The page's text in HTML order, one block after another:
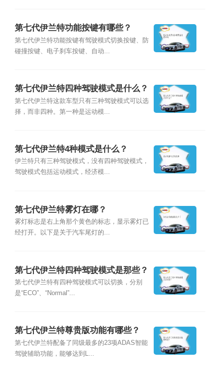
第七代伊兰特功能按键有哪些？
第七代伊兰特功能按键有驾驶模式切换按键、防
碰撞按键、电子刹车按键、自动...
第七代伊兰特四种驾驶模式是什么？
第七代伊兰特这款车型只有三种驾驶模式可以选
择，而非四种。第一种是运动模...
第七代伊兰特4种模式是什么？
伊兰特只有三种驾驶模式，没有四种驾驶模式，
驾驶模式包括运动模式，经济模...
第七代伊兰特雾灯在哪？
雾灯标志是右上角那个黄色的标志，显示雾灯已
经打开。以下是关于汽车尾灯的...
第七代伊兰特四种驾驶模式是那些？
第七代伊兰特有四种驾驶模式可以切换，分别
是“ECO”、“Normal”...
第七代伊兰特尊贵版功能有哪些？
第七代伊兰特配备了同级最多的23项ADAS智能
驾驶辅助功能，能够达到L...